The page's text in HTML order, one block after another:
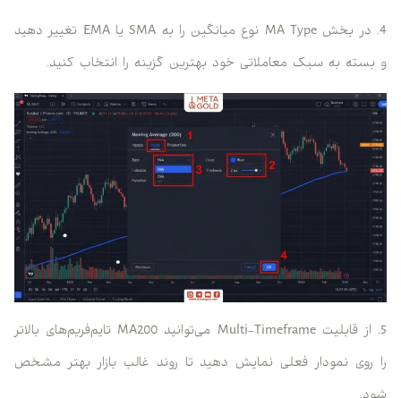
4. در بخش MA Type نوع میانگین را به SMA یا EMA تغییر دهید
و بسته به سبک معاملاتی خود بهترین گزینه را انتخاب کنید.
5. از قابلیت Multi-Timeframe می‌توانید MA200 تایم‌فریم‌های بالاتر
را روی نمودار فعلی نمایش دهید تا روند غالب بازار بهتر مشخص